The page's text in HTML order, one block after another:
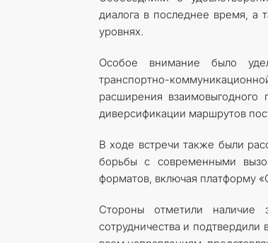
диалога в последнее время, а
уровнях.
Особое внимание было
транспортно-
расширения
диверсификации маршрутов
В ходе встречи также были
борьбы с современными
форматов, включая платформу
Стороны отметили наличие
сотрудничества и